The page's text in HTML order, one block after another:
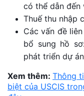
có thể dẫn
Thuế thu nhập
Các vấn đề
bổ sung hồ
phát triển dự
Xem thêm: Thông
biệt của USCIS